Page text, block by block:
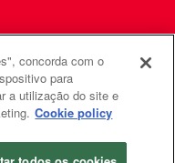
uma agência da Igreja
Todos os direitos
concorda com o
para
a utilização do site e
Cookie policy